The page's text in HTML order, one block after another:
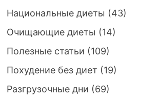
Национальные диеты (43)
Очищающие диеты (14)
Полезные статьи (109)
Похудение без диет (19)
Разгрузочные дни (69)